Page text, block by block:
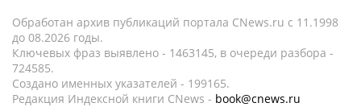
Обработан архив публикаций портала CNews.ru c 11.1998
до 08.2026 годы.
Ключевых фраз выявлено - 1463145, в очереди разбора -
724585.
Создано именных указателей - 199165.
Редакция Индексной книги CNews - book@cnews.ru